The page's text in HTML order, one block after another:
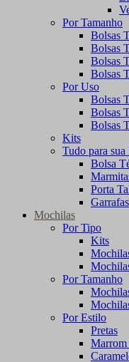
Por Tamanho
Bolsas
Bolsas
Bolsas
Bolsas
Por Uso
Bolsas
Bolsas
Bolsas
Kits
Tudo para
Bolsa
Porta
Mochilas
Por Tipo
Kits
Por Tamanho
Por Estilo
Pretas
Marrom